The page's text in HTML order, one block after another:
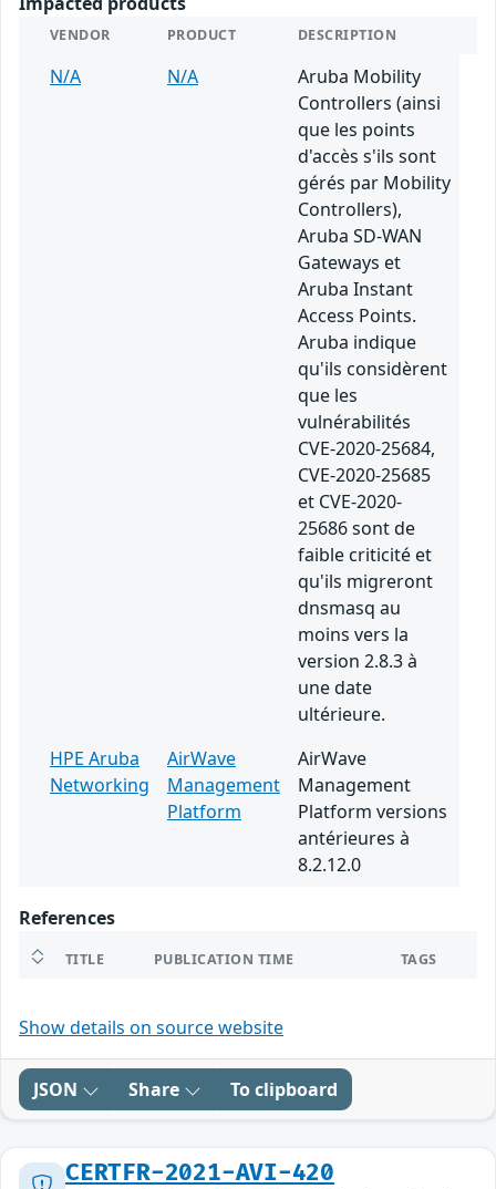
VENDOR PRODUCT DESCRIPTION
N/A N/A
Aruba Mobility
Controllers (ainsi
que les points
d'accès s'ils sont
gérés par Mobility
Controllers),
Aruba SD-WAN
Gateways et
Aruba Instant
Access Points.
Aruba indique
qu'ils considèrent
que les
vulnérabilités
CVE-2020-25684,
CVE-2020-25685
et CVE-2020-
25686 sont de
faible criticité et
qu'ils migreront
dnsmasq au
moins vers la
version 2.8.3 à
une date
ultérieure.
HPE Aruba
Networking
AirWave
Management
Platform
AirWave
Management
Platform versions
antérieures à
8.2.12.0
References
TITLE PUBLICATION TIME TAGS
Show details on source website
JSON Share To clipboard
CERTFR-2021-AVI-420